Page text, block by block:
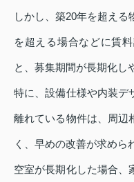
しかし、築20年を超え
を超える場合などに賃
と、募集期間が長期化し
特に、設備仕様や内装デ
離れている物件は、周辺
く、早めの改善が求めら
空室が長期化した場合、